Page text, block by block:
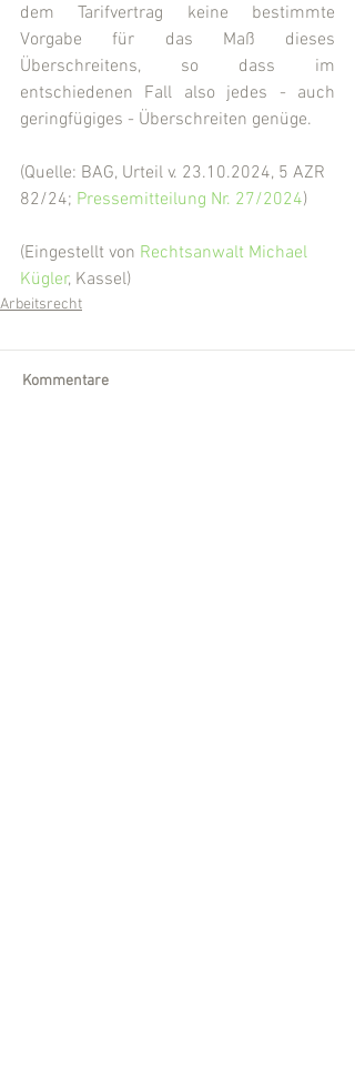
dem Tarifvertrag keine bestimmte
Vorgabe für das Maß dieses
Überschreitens, so dass im
entschiedenen Fall also jedes - auch
geringfügiges - Überschreiten genüge.
(Quelle: BAG, Urteil v. 23.10.2024, 5 AZR
82/24; Pressemitteilung Nr. 27/2024)
(Eingestellt von Rechtsanwalt Michael
Kügler, Kassel)
Arbeitsrecht
Kommentare